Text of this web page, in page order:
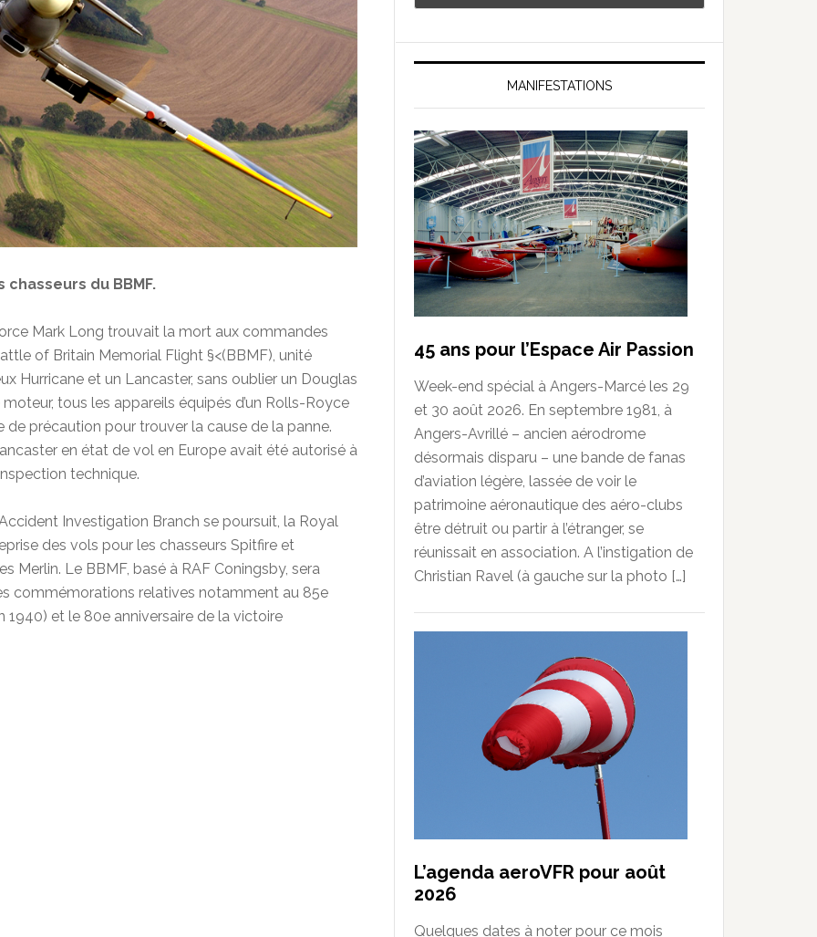
du BBMF.
Mark Long trouvait la mort aux commandes
of Britain Memorial Flight §<(BBMF), unité
Hurricane et un Lancaster, sans oublier un Douglas
tous les appareils équipés d’un Rolls-Royce
précaution pour trouver la cause de la panne.
en état de vol en Europe avait été autorisé à
technique.
Investigation Branch se poursuit, la Royal
des vols pour les chasseurs Spitfire et
Merlin. Le BBMF, basé à RAF Coningsby, sera
commémorations relatives notamment au 85e
1940) et le 80e anniversaire de la victoire
MANIFESTATIONS
45 ans pour l’Espace Air Passion
Week-end spécial à Angers-Marcé les 29
et 30 août 2026. En septembre 1981, à
Angers-Avrillé – ancien aérodrome
désormais disparu – une bande de fanas
d’aviation légère, lassée de voir le
patrimoine aéronautique des aéro-clubs
être détruit ou partir à l’étranger, se
réunissait en association. A l’instigation de
Christian Ravel (à gauche sur la photo […]
L’agenda aeroVFR pour août
2026
Quelques dates à noter pour ce mois